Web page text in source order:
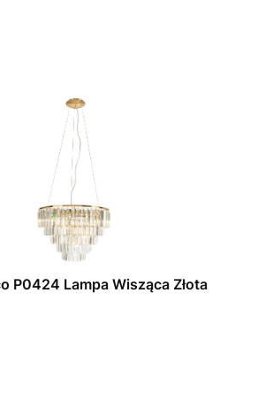
P0424 Lampa Wisząca Złota